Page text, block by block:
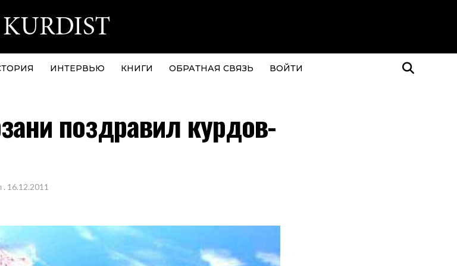
ИНТЕРВЬЮ КНИГИ ОБРАТНАЯ СВЯЗЬ ВОЙТИ
поздравил курдов-
. 16.12.2011